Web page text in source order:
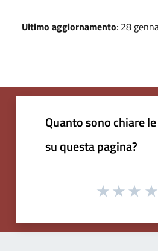
Ultimo aggiornamento: 28
Quanto sono chiare
su questa pagina?